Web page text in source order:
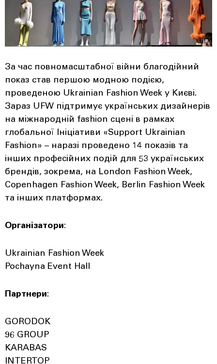
За час повномасштабної війни благодійний
показ став першою модною подією,
проведеною Ukrainian Fashion Week у Києві.
Зараз UFW підтримує українських дизайнерів
на міжнародній fashion сцені в рамках
глобальної Ініціативи «Support Ukrainian
Fashion» – наразі проведено 14 показів та
інших професійних подій для 53 українських
брендів, зокрема, на London Fashion Week,
Copenhagen Fashion Week, Berlin Fashion Week
та інших платформах.
Організатори:
Ukrainian Fashion Week
Pochayna Event Hall
Партнери:
GORODOK
96 GROUP
KARABAS
INTERTOP